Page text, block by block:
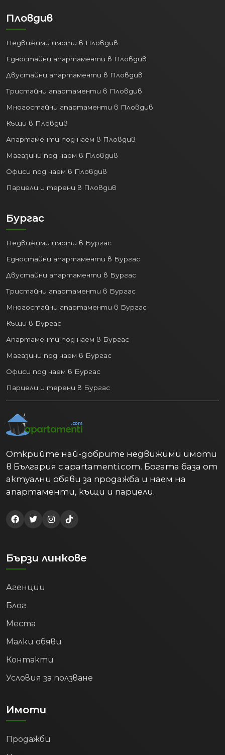
Пловдив
Недвижими имоти в Пловдив
Едностайни апартаменти в Пловдив
Двустайни апартаменти в Пловдив
Тристайни апартаменти в Пловдив
Многостайни апартаменти в Пловдив
Къщи в Пловдив
Апартаменти под наем в Пловдив
Магазини под наем в Пловдив
Офиси под наем в Пловдив
Парцели и терени в Пловдив
Бургас
Недвижими имоти в Бургас
Едностайни апартаменти в Бургас
Двустайни апартаменти в Бургас
Тристайни апартаменти в Бургас
Многостайни апартаменти в Бургас
Къщи в Бургас
Апартаменти под наем в Бургас
Магазини под наем в Бургас
Офиси под наем в Бургас
Парцели и терени в Бургас
Открийте най-добрите недвижими имоти
в България с apartamenti.com. Богата база от
актуални обяви за продажба и наем на
апартаменти, къщи и парцели.
Бързи линкове
Агенции
Блог
Места
Малки обяви
Контакти
Условия за ползване
Имоти
Продажби